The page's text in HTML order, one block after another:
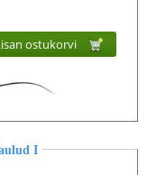
ostukorvi
I